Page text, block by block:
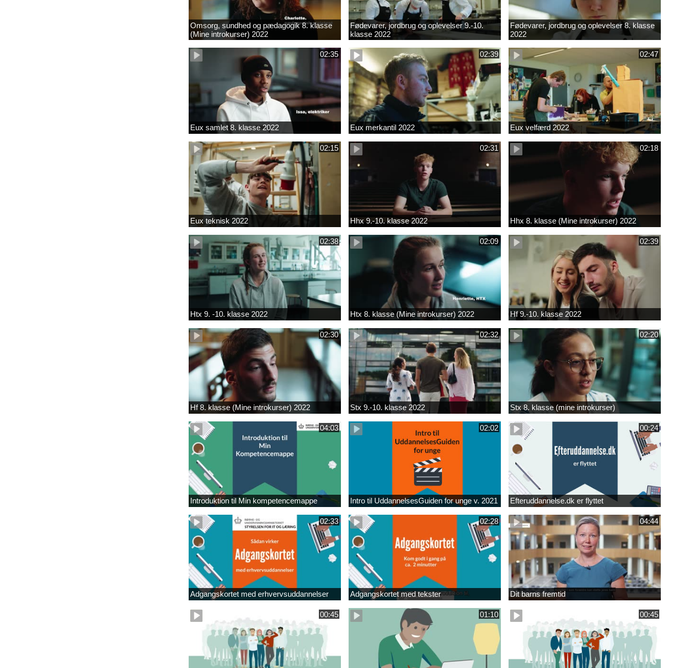
Omsorg, sundhed og pædagogik 8. klasse
(Mine introkurser) 2022
Fødevarer, jordbrug og oplevelser 9.-10.
klasse 2022
Fødevarer, jordbrug og oplevelser 8. klasse
2022
02:35
Eux samlet 8. klasse 2022
02:39
Eux merkantil 2022
02:47
Eux velfærd 2022
02:15
Eux teknisk 2022
02:31
Hhx 9.-10. klasse 2022
02:18
Hhx 8. klasse (Mine introkurser) 2022
02:38
Htx 9. -10. klasse 2022
02:09
Htx 8. klasse (Mine introkurser) 2022
02:39
Hf 9.-10. klasse 2022
02:30
Hf 8. klasse (Mine introkurser) 2022
02:32
Stx 9.-10. klasse 2022
02:20
Stx 8. klasse (mine introkurser)
04:03
Introduktion til Min kompetencemappe
02:02
Intro til UddannelsesGuiden for unge v. 2021
00:24
Efteruddannelse.dk er flyttet
02:33
Adgangskortet med erhvervsuddannelser
02:28
Adgangskortet med tekster
04:44
Dit barns fremtid
00:45 01:10 00:45